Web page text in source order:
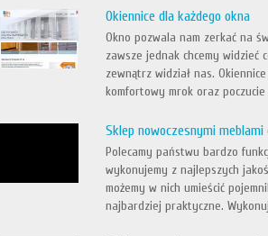
Okiennice dla każdego okna
Okno pozwala nam zerkać na
zawsze jednak chcemy
zewnątrz widział nas.
komfortowy mrok oraz
Sklep nowoczesnymi meblami
Polecamy państwu bardzo
wykonujemy z najlepszych
możemy w nich umieścić
najbardziej praktyczne.